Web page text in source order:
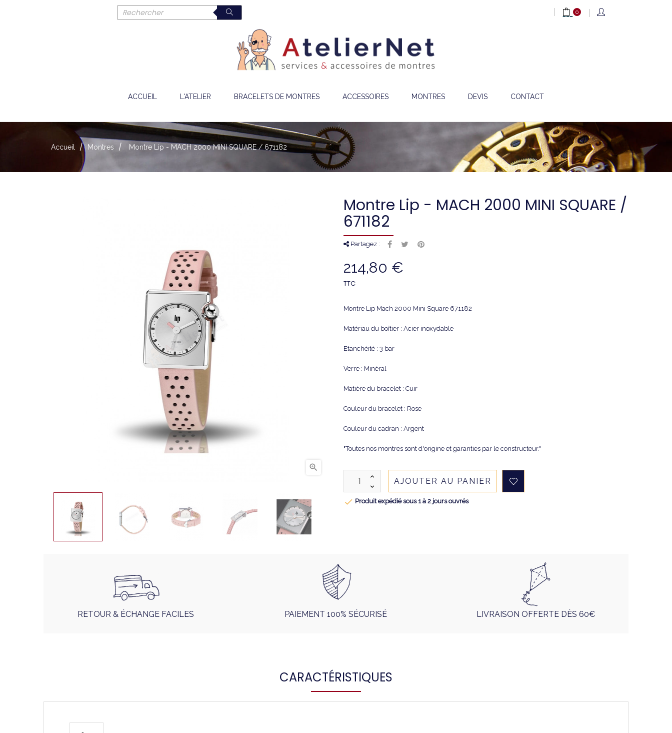
0
ACCUEIL L'ATELIER BRACELETS DE MONTRES ACCESSOIRES MONTRES DEVIS CONTACT
Accueil Montres Montre Lip - MACH 2000 MINI SQUARE / 671182

Montre Lip - MACH 2000 MINI SQUARE /
671182
Partagez :
214,80 €
TTC
Montre Lip Mach 2000 Mini Square 671182
Matériau du boîtier : Acier inoxydable
Etanchéité : 3 bar
Verre : Minéral
Matière du bracelet : Cuir
Couleur du bracelet : Rose
Couleur du cadran : Argent
"Toutes nos montres sont d'origine et garanties par le constructeur."
AJOUTER AU PANIER
 Produit expédié sous 1 à 2 jours ouvrés
RETOUR & ÉCHANGE FACILES PAIEMENT 100% SÉCURISÉ LIVRAISON OFFERTE DÈS 60€
CARACTÉRISTIQUES